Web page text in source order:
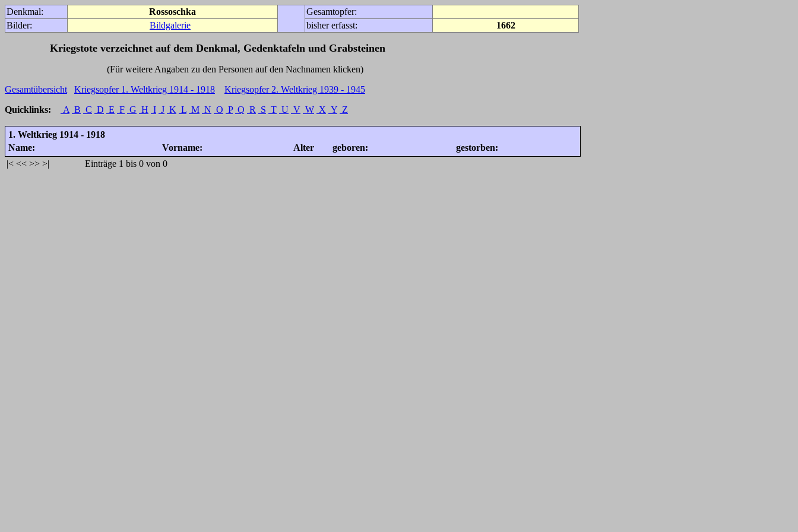
Denkmal: Rossoschka
Gesamtopfer:
Bilder:
Bildgalerie bisher erfasst: 1662
Kriegstote verzeichnet auf dem Denkmal, Gedenktafeln und Grabsteinen
(Für weitere Angaben zu den Personen auf den Nachnamen klicken)
Gesamtübersicht
Kriegsopfer 1. Weltkrieg 1914 - 1918
Kriegsopfer 2. Weltkrieg 1939 - 1945
Quicklinks:
A B C D E F G H I J K L M N O P Q R S T U V W X Y Z
1. Weltkrieg 1914 - 1918
Name:
Vorname: Alter geboren:
gestorben:
|< << >> >| Einträge 1 bis 0 von 0